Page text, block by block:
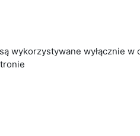
wykorzystywane wyłącznie